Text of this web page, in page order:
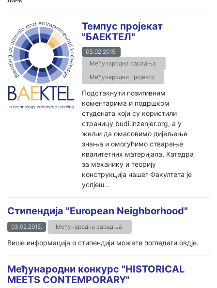
Темпус пројекат
"БАЕКТЕЛ"
03.02.2015.
Међународна сарадња
Међународни пројекти
Подстакнути позитивним
коментарима и подршком
студената који су користили
страницу budi.inzenjer.org, а у
жељи да омасовимо дијељење
знања и омогућимо стварање
квалитетних материјала, Катедра
за механику и теорију
конструкција нашег Факултета је
успјеш...
Стипендија "European Neighborhood"
03.02.2015. Међународна сарадња
Више информација о стипендији можете погледати овдје.
Међународни конкурс "HISTORICAL
MEETS CONTEMPORARY"